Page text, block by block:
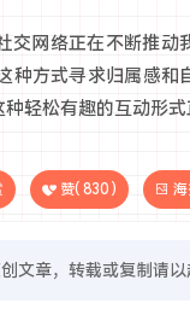
网络正在不断推动
种方式寻求归属感和
轻松有趣的互动形式
赞( 830 ) 海
文章，转载或复制请以